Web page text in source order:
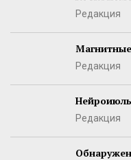
Редакция
Редакция
Редакция